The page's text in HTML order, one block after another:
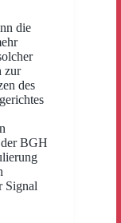
die
zur
des
BGH
Signal